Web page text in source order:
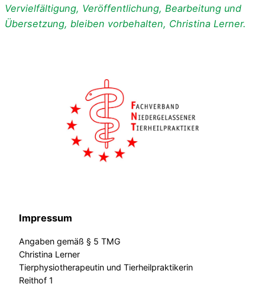
Vervielfältigung, Veröffentlichung, Bearbeitung und
Übersetzung, bleiben vorbehalten, Christina Lerner.
Impressum
Angaben gemäß § 5 TMG
Christina Lerner
Tierphysiotherapeutin und Tierheilpraktikerin
Reithof 1